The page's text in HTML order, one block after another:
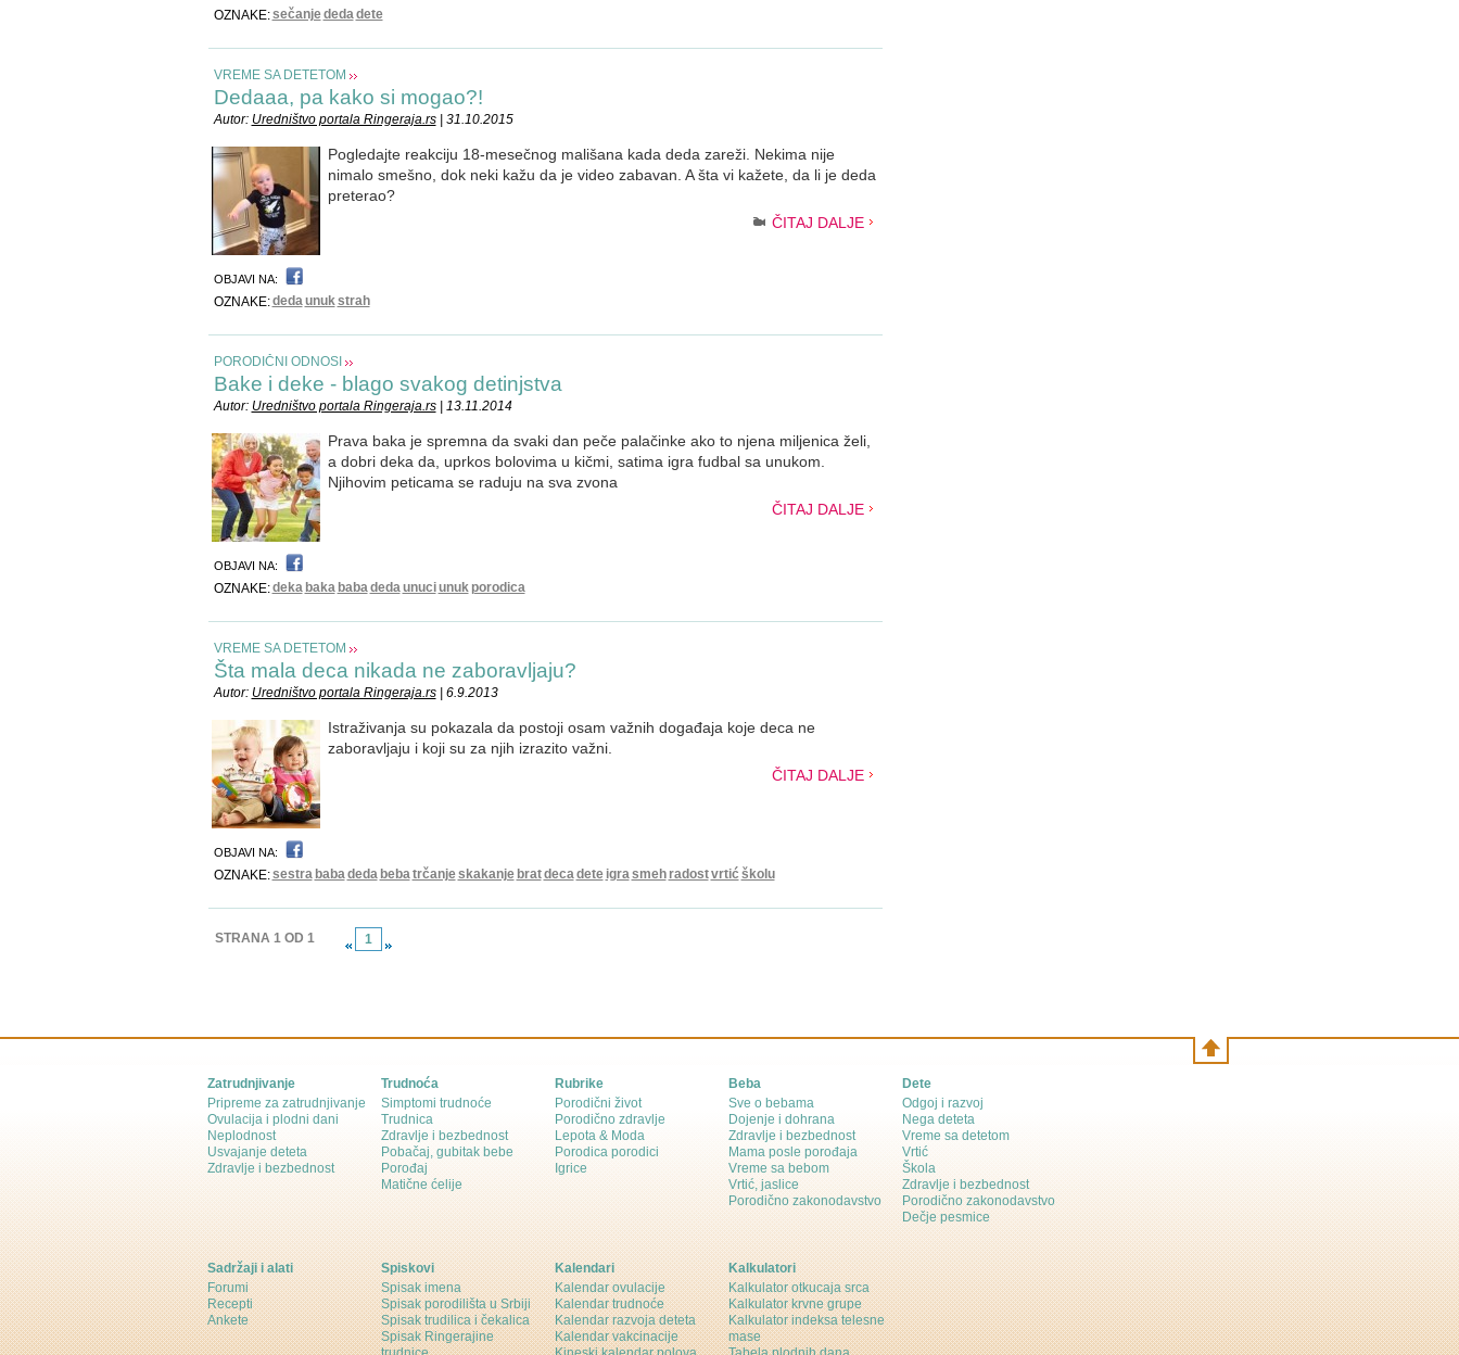
OZNAKE:sečanjededadete
VREME SA DETETOM
Dedaaa, pa kako si mogao?!
Autor: Uredništvo portala Ringeraja.rs| 31.10.2015
Pogledajte reakciju 18-mesečnog mališana kada deda zareži. Nekima nije
nimalo smešno, dok neki kažu da je video zabavan. A šta vi kažete, da li je deda
preterao?
ČITAJ DALJE
OBJAVI NA:
OZNAKE:dedaunukstrah
PORODIČNI ODNOSI
Bake i deke - blago svakog detinjstva
Autor: Uredništvo portala Ringeraja.rs| 13.11.2014
Prava baka je spremna da svaki dan peče palačinke ako to njena miljenica želi,
a dobri deka da, uprkos bolovima u kičmi, satima igra fudbal sa unukom.
Njihovim peticama se raduju na sva zvona
ČITAJ DALJE
OBJAVI NA:
OZNAKE:deka baka babadedaunuciunuk porodica
VREME SA DETETOM
Šta mala deca nikada ne zaboravljaju?
Autor: Uredništvo portala Ringeraja.rs| 6.9.2013
Istraživanja su pokazala da postoji osam važnih događaja koje deca ne
zaboravljaju i koji su za njih izrazito važni.
ČITAJ DALJE
OBJAVI NA:
OZNAKE:sestra babadeda bebatrčanjeskakanje bratdecadete igrasmeh radostvrtić školu
STRANA 1 OD 1 1
Zatrudnjivanje
Pripreme za zatrudnjivanje
Ovulacija i plodni dani
Neplodnost
Usvajanje deteta
Zdravlje i bezbednost
Trudnoća
Simptomi trudnoće
Trudnica
Zdravlje i bezbednost
Pobačaj, gubitak bebe
Porođaj
Matične ćelije
Rubrike
Porodični život
Porodično zdravlje
Lepota & Moda
Porodica porodici
Igrice
Beba
Sve o bebama
Dojenje i dohrana
Zdravlje i bezbednost
Mama posle porođaja
Vreme sa bebom
Vrtić, jaslice
Porodično zakonodavstvo
Dete
Odgoj i razvoj
Nega deteta
Vreme sa detetom
Vrtić
Škola
Zdravlje i bezbednost
Porodično zakonodavstvo
Dečje pesmice
Sadržaji i alati
Forumi
Recepti
Ankete
Spiskovi
Spisak imena
Spisak porodilišta u Srbiji
Spisak trudilica i čekalica
Spisak Ringerajine
Kalendari
Kalendar ovulacije
Kalendar trudnoće
Kalendar razvoja deteta
Kalendar vakcinacije
Kalkulatori
Kalkulator otkucaja srca
Kalkulator krvne grupe
Kalkulator indeksa telesne
mase